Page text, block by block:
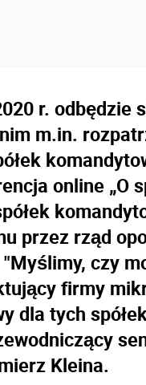
r. odbędzie
m.in.
online
przez rząd
czy
firmy
dla tych
Kleina.